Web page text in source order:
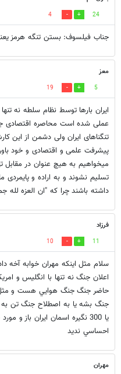
24
4
جناب فيلسوف: بستن تنگه هرمز
معز
5
19
ایران بارها توسط نظام سلطه نه
عملی شده است محاصره اقتصادی
تنگناهای ایران ولی دشمن از
پیشرفت علمی و اقتصادی و خود
میخواهیم به هیچ عنوان در مقابل
تسلیم نشوند و به اراده و
داشته باشند چرا که "ان العزه لله
فرزاد
11
10
سلام مثل اينكه مهران خوابه آخه
اعلان جنگ نه تنها با انگليس و
حاضر جنگ جنگ هوايي هست و
يا 300 نگيره اسمان ايران باز
احساسي نديد
مهران